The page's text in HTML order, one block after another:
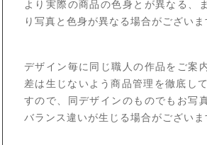
より実際の商品の色身とが異なる、
り写真と色身が異なる場合がございま
デザイン毎に同じ職人の作品をご案
差は生じないよう商品管理を徹底し
すので、同デザインのものでもお写
バランス違いが生じる場合がございま